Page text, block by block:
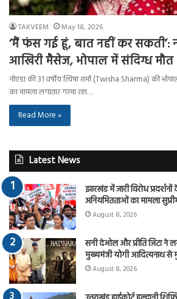
TAKVEEM May 18, 2026
‘मैं फंस गई हूं, बात नहीं कर सकती’:
आखिरी मैसेज, भोपाल में संदिग्ध मौत
नोएडा की 31 वर्षीय त्विषा शर्मा (Twisha Sharma) की
का मामला लगातार गरमा रहा…
Read More »
Latest News
झारखंड में जारी विरोध
अनियमितताओं का मामला
August 8, 2026
सनी देओल और प्रीति जिंटा ने
मुख्यमंत्री योगी आदित्यनाथ
August 8, 2026